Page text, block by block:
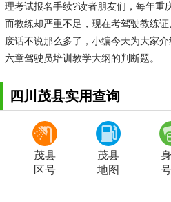
理考试报名手续?读者朋友们，每年重
而教练却严重不足，现在考驾驶教练
废话不说那么多了，小编今天为大家
六章驾驶员培训教学大纲的判断题。
四川茂县实用查询
茂县
区号
茂县
地图